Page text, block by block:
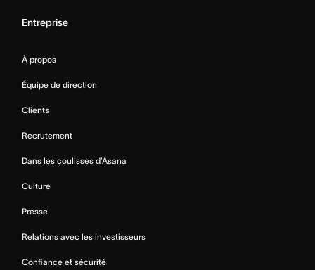
Entreprise
À propos
Équipe de direction
Clients
Recrutement
Dans les coulisses d’Asana
Culture
Presse
Relations avec les investisseurs
Confiance et sécurité